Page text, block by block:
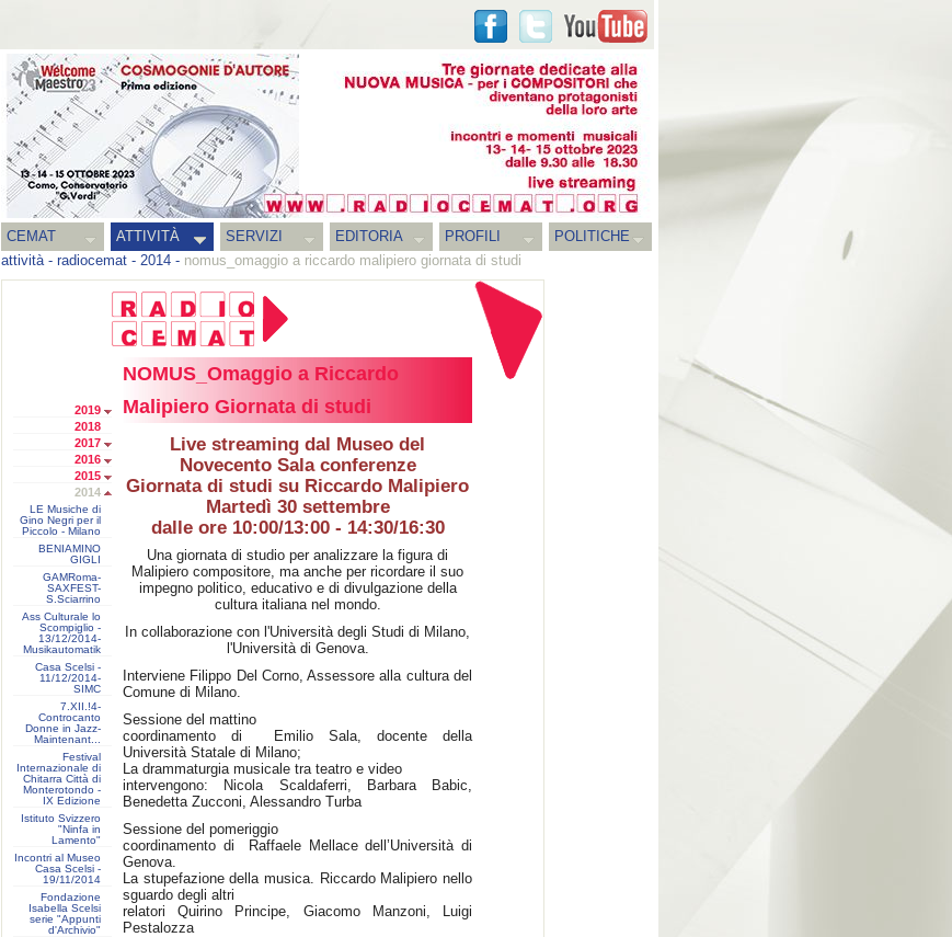
CEMAT ATTIVITÀ SERVIZI EDITORIA PROFILI
POLITICHE
attività- radiocemat - 2014 - nomus_omaggio a riccardo malipiero giornata di studi
2019
2018
2017
2016
2015
2014
LE Musiche di
Gino Negri per il
Piccolo - Milano
BENIAMINO
GIGLI
GAMRoma-
SAXFEST-
S.Sciarrino
Ass Culturale lo
Scompiglio -
13/12/2014-
Musikautomatik
Casa Scelsi -
11/12/2014-
SIMC
7.XII.!4-
Controcanto
Donne in Jazz-
Maintenant...
Festival
Internazionale di
Chitarra Città di
Monterotondo -
IX Edizione
Istituto Svizzero
"Ninfa in
Lamento"
Incontri al Museo
Casa Scelsi -
19/11/2014
Fondazione
Isabella Scelsi
serie "Appunti
d'Archivio"
NOMUS_Omaggio a Riccardo
Malipiero Giornata di studi
Live streaming dal Museo del
Novecento Sala conferenze
Giornata di studi su Riccardo Malipiero
Martedì 30 settembre
dalle ore 10:00/13:00 - 14:30/16:30
Una giornata di studio per analizzare la figura di
Malipiero compositore, ma anche per ricordare il suo
impegno politico, educativo e di divulgazione della
cultura italiana nel mondo.
In collaborazione con l'Università degli Studi di Milano,
l'Università di Genova.
Interviene Filippo Del Corno, Assessore alla cultura del
Comune di Milano.
Sessione del mattino
coordinamento di Emilio Sala, docente della
Università Statale di Milano;
La drammaturgia musicale tra teatro e video
intervengono: Nicola Scaldaferri, Barbara Babic,
Benedetta Zucconi, Alessandro Turba
Sessione del pomeriggio
coordinamento di Raffaele Mellace dell’Università di
Genova.
La stupefazione della musica. Riccardo Malipiero nello
sguardo degli altri
relatori Quirino Principe, Giacomo Manzoni, Luigi
Pestalozza